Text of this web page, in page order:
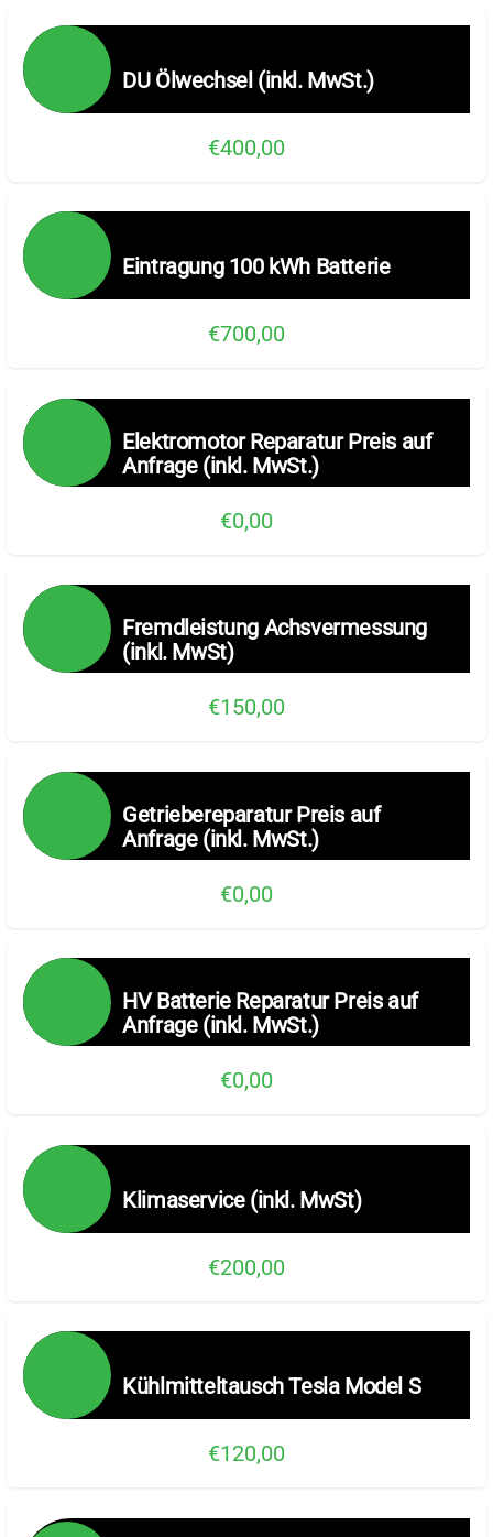
DU Ölwechsel (inkl. MwSt.)
€400,00
Eintragung 100 kWh Batterie
€700,00
Elektromotor Reparatur Preis auf
Anfrage (inkl. MwSt.)
€0,00
Fremdleistung Achsvermessung
(inkl. MwSt)
€150,00
Getriebereparatur Preis auf
Anfrage (inkl. MwSt.)
€0,00
HV Batterie Reparatur Preis auf
Anfrage (inkl. MwSt.)
€0,00
Klimaservice (inkl. MwSt)
€200,00
Kühlmitteltausch Tesla Model S
€120,00